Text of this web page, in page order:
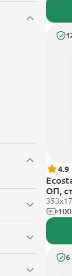
4.9
ОП,
6